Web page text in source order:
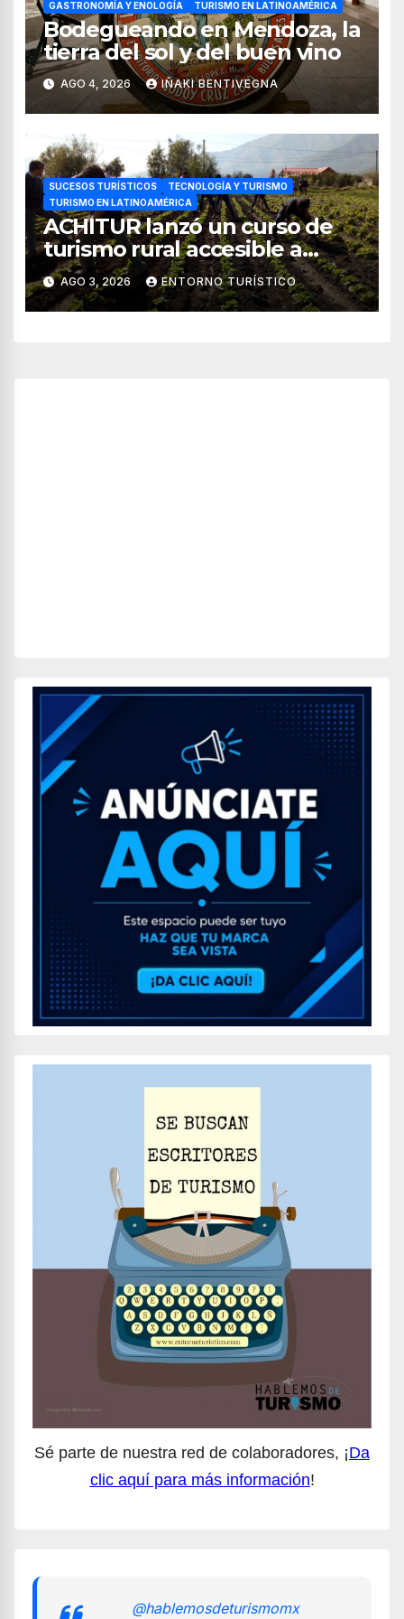
GASTRONOMÍA Y ENOLOGÍA TURISMO EN LATINOAMÉRICA
Bodegueando en Mendoza, la
tierra del sol y del buen vino
AGO 4, 2026 IÑAKI BENTIVEGNA
SUCESOS TURÍSTICOS
TECNOLOGÍA Y TURISMO
TURISMO EN LATINOAMÉRICA
ACHITUR lanzó un curso de
turismo rural accesible a
través de WhatsApp
AGO 3, 2026 ENTORNO TURÍSTICO
Sé parte de nuestra red de colaboradores, ¡Da
clic aquí para más información!
@hablemosdeturismomx